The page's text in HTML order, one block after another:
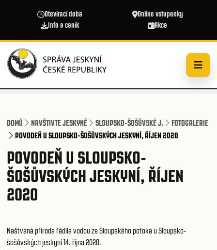
Otevírací doba
Online vstupenky
Info a ceník
Akce
DOMŮ NAVŠTIVTE JESKYNĚ SLOUPSKO-ŠOŠŮVSKÉ J.
FOTOGALERIE
POVODEŇ U SLOUPSKO-ŠOŠŮVSKÝCH JESKYNÍ, ŘÍJEN 2020
POVODEŇ U SLOUPSKO-
ŠOŠŮVSKÝCH JESKYNÍ, ŘÍJEN
2020
Naštvaná příroda řádila vodou ze Sloupského potoka u Sloupsko-
šošůvských jeskyní 14. října 2020.